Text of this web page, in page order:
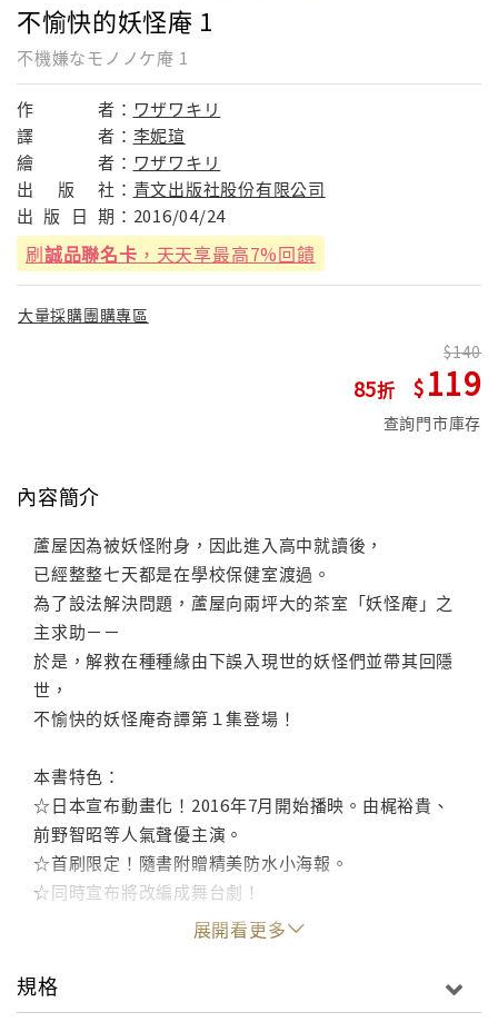
不愉快的妖怪庵 1
不機嫌なモノノケ庵 1
作 者： ワザワキリ
譯
者： 李妮瑄
繪
者： ワザワキリ
出
版 社： 青文出版社股份有限公司
出 版 日 期： 2016/04/24
刷誠品聯名卡 ，天天享最高7%回饋
大量採購團購專區
85
140
119
查詢門市庫存
內容簡介
蘆屋因為被妖怪附身，因此進入高中就讀後，
已經整整七天都是在學校保健室渡過。
為了設法解決問題，蘆屋向兩坪大的茶室「妖怪庵」之
主求助－－
於是，解救在種種緣由下誤入現世的妖怪們並帶其回隱
世，
不愉快的妖怪庵奇譚第１集登場！
本書特色：
☆日本宣布動畫化！2016年7月開始播映。由梶裕貴、
前野智昭等人氣聲優主演。
☆首刷限定！隨書附贈精美防水小海報。
☆同時宣布將改編成舞台劇！
展開看更多
規格